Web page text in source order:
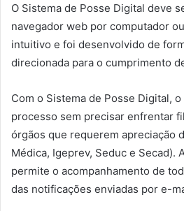
O Sistema de Posse Digital deve
navegador web por computador
intuitivo e foi desenvolvido de
direcionada para o cumprimento
Com o Sistema de Posse Digital,
processo sem precisar enfrentar
órgãos que requerem apreciação
Médica, Igeprev, Seduc e Secad).
permite o acompanhamento de
das notificações enviadas por e-